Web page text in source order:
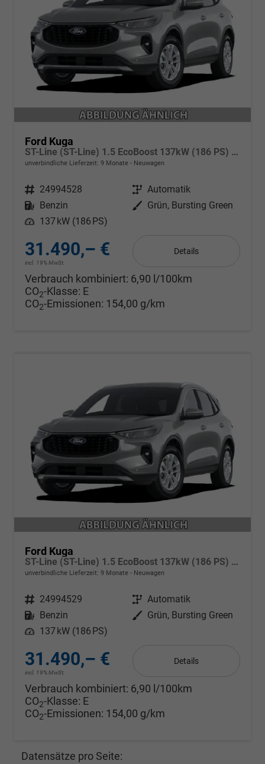
Ford Kuga
ST-Line (ST-Line) 1.5 EcoBoost 137kW (186 PS) 8-Stufen Automatik
unverbindliche Lieferzeit: 9 Monate Neuwagen
Fahrzeugnr. 24994528 Getriebe Automatik
Kraftstoff
Benzin Außenfarbe Grün, Bursting Green
Leistung 137 kW (186 PS)
31.490,– €
incl. 19% MwSt.
Details
Verbrauch kombiniert: 6,90 l/100km
CO2-Klasse: E
CO2-Emissionen: 154,00 g/km
Ford Kuga
ST-Line (ST-Line) 1.5 EcoBoost 137kW (186 PS) 8-Stufen Automatik
unverbindliche Lieferzeit: 9 Monate Neuwagen
Fahrzeugnr. 24994529 Getriebe Automatik
Kraftstoff
Benzin Außenfarbe Grün, Bursting Green
Leistung 137 kW (186 PS)
31.490,– €
incl. 19% MwSt.
Details
Verbrauch kombiniert: 6,90 l/100km
CO2-Klasse: E
CO2-Emissionen: 154,00 g/km
Datensätze pro Seite: